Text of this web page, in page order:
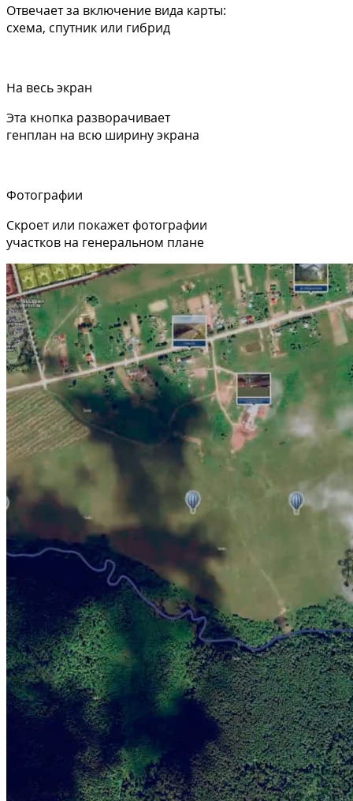
Отвечает за включение вида карты:
схема, спутник или гибрид
На весь экран
Эта кнопка разворачивает
генплан на всю ширину экрана
Фотографии
Скроет или покажет фотографии
участков на генеральном плане